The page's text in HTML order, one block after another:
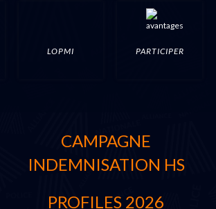
LOPMI PARTICIPER
CAMPAGNE
INDEMNISATION HS
PROFILES 2026